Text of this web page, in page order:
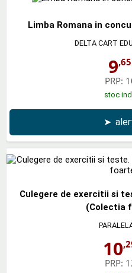
Limba Romana in
DELTA CART
9,65
PRP:
stoc
➤
Culegere de exercitii si
(Colectia
10
PRP: